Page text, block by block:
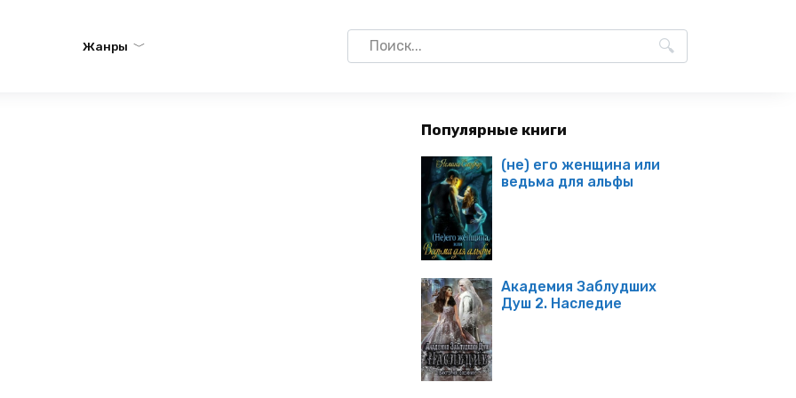
Жанры
Search
for:
Популярные книги
(не) его женщина или
ведьма для альфы
Академия Заблудших
Душ 2. Наследие